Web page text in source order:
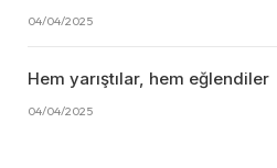
04/04/2025
Hem yarıştılar, hem eğlendiler
04/04/2025